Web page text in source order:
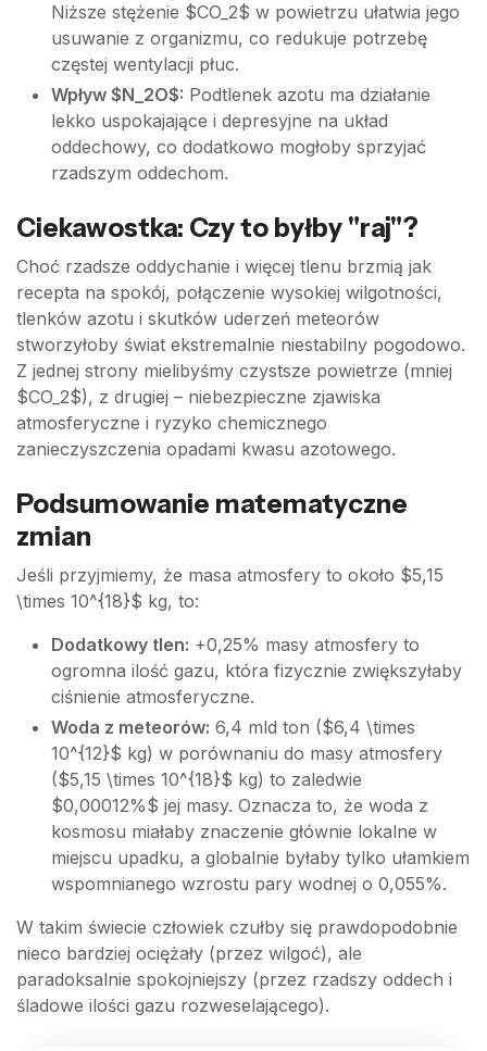
Niższe stężenie $CO_2$ w powietrzu ułatwia jego
usuwanie z organizmu, co redukuje potrzebę
częstej wentylacji płuc.
Wpływ $N_2O$: Podtlenek azotu ma działanie
lekko uspokajające i depresyjne na układ
oddechowy, co dodatkowo mogłoby sprzyjać
rzadszym oddechom.
Ciekawostka: Czy to byłby "raj"?
Choć rzadsze oddychanie i więcej tlenu brzmią jak
recepta na spokój, połączenie wysokiej wilgotności,
tlenków azotu i skutków uderzeń meteorów
stworzyłoby świat ekstremalnie niestabilny pogodowo.
Z jednej strony mielibyśmy czystsze powietrze (mniej
$CO_2$), z drugiej – niebezpieczne zjawiska
atmosferyczne i ryzyko chemicznego
zanieczyszczenia opadami kwasu azotowego.
Podsumowanie matematyczne
zmian
Jeśli przyjmiemy, że masa atmosfery to około $5,15
\times 10^{18}$ kg, to:
Dodatkowy tlen: +0,25% masy atmosfery to
ogromna ilość gazu, która fizycznie zwiększyłaby
ciśnienie atmosferyczne.
Woda z meteorów: 6,4 mld ton ($6,4 \times
10^{12}$ kg) w porównaniu do masy atmosfery
($5,15 \times 10^{18}$ kg) to zaledwie
$0,00012%$ jej masy. Oznacza to, że woda z
kosmosu miałaby znaczenie głównie lokalne w
miejscu upadku, a globalnie byłaby tylko ułamkiem
wspomnianego wzrostu pary wodnej o 0,055%.
W takim świecie człowiek czułby się prawdopodobnie
nieco bardziej ociężały (przez wilgoć), ale
paradoksalnie spokojniejszy (przez rzadszy oddech i
śladowe ilości gazu rozweselającego).